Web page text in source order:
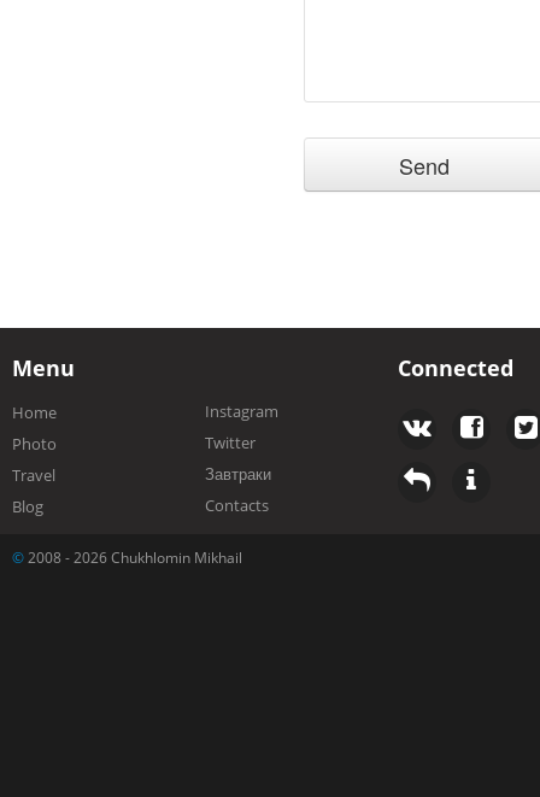
Menu
Home
Photo
Travel
Blog
Instagram
Twitter
Завтраки
Contacts
Connected
© 2008 - 2026 Chukhlomin Mikhail